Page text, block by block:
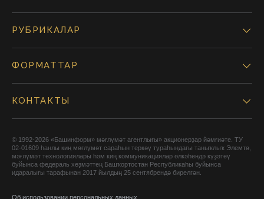
РУБРИКАЛАР
ФОРМАТТАР
КОНТАКТЫ
© 1992-2026 «Башинформ» мәғлүмәт агентлығы» акционерҙар йәмғиәте. ТУ
02-01609 һанлы киң мәғлүмәт сараһын теркәү тураһындағы таныҡлыҡ Элемтә,
мәғлүмәт технологиялары һәм киң коммуникациялар өлкәһендә күҙәтеү
буйынса федераль хеҙмәттең Башҡортостан Республикаһы буйынса
идаралығы тарафынан 2017 йылдың 25 сентябрендә бирелгән.
Об использовании персональных данных